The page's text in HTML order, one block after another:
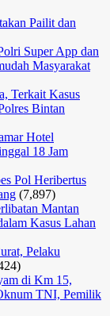
Pailit dan
Super App dan
Masyarakat
Terkait Kasus
Bintan
Hotel
18 Jam
Pol Heribertus
(7,897)
Mantan
Kasus Lahan
Pelaku
di Km 15,
TNI, Pemilik